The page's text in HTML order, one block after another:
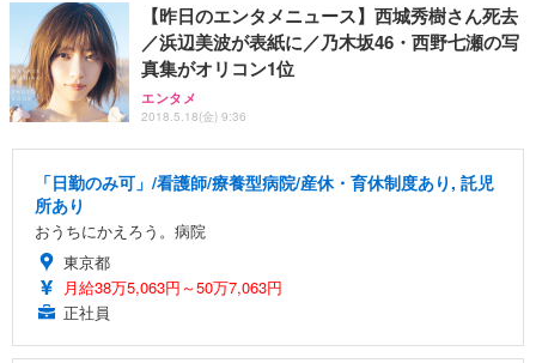
【昨日のエンタメニュース】西城秀樹さん死去
／浜辺美波が表紙に／乃木坂46・西野七瀬の写
真集がオリコン1位
エンタメ
2018.5.18(金) 9:36
「日勤のみ可」/看護師/療養型病院/産休・育休制度あり, 託児
所あり
おうちにかえろう。病院
東京都
月給38万5,063円～50万7,063円
正社員